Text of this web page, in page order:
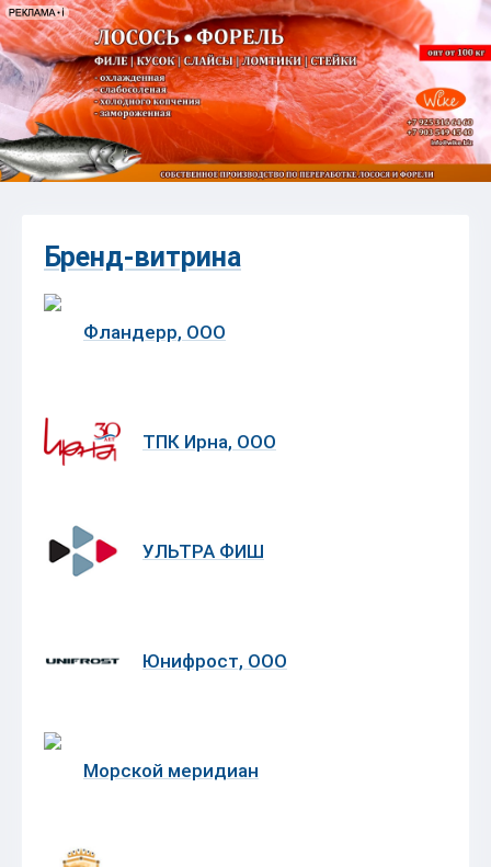
Бренд-витрина
Фландерр, ООО
ТПК Ирна, ООО
УЛЬТРА ФИШ
Юнифрост, ООО
Морской меридиан